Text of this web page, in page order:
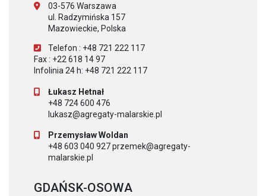
03-576 Warszawa
ul. Radzymińska 157
Mazowieckie, Polska
Telefon : +48 721 222 117
Fax : +22 618 14 97
Infolinia 24 h: +48 721 222 117
Łukasz Hetnał
+48 724 600 476
lukasz@agregaty-malarskie.pl
Przemysław Woldan
+48 603 040 927 przemek@agregaty-
malarskie.pl
GDAŃSK-OSOWA